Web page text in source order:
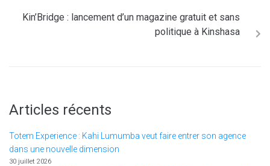
Kin’Bridge : lancement d’un magazine gratuit et sans
politique à Kinshasa
Articles récents
Totem Experience : Kahi Lumumba veut faire entrer son agence
dans une nouvelle dimension
30 juillet 2026